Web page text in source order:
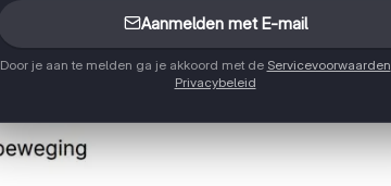
Aanmelden met E-mail
Door je aan te melden ga je akkoord met de Servicevoorwaarden
Privacybeleid